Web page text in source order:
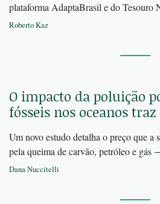
plataforma AdaptaBrasil e do Tesouro
Roberto Kaz
O impacto da poluição
fósseis nos oceanos
Um novo estudo detalha o preço que a
pela queima de carvão, petróleo e gás
Dana Nuccitelli